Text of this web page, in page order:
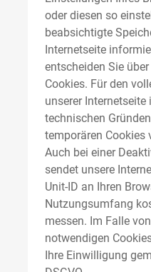
oder diesen so
beabsichtigte
Internetseite
entscheiden Sie
Cookies. Für den
unserer
technischen
temporären
Auch bei einer
sendet unsere
Unit-ID an Ihren
Nutzungsumfang
messen. Im Falle
notwendigen
Ihre Einwilligung